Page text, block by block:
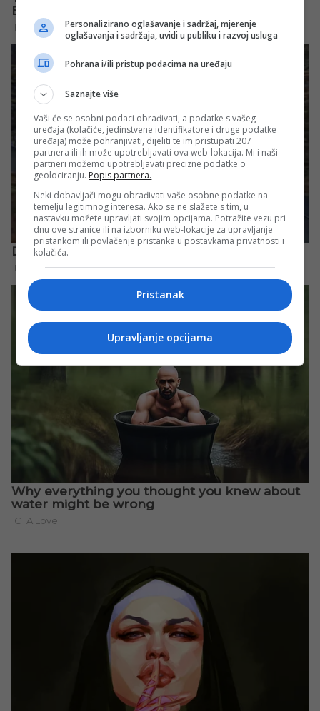
Personalizirano oglašavanje i sadržaj, mjerenje
oglašavanja i sadržaja, uvidi u publiku i razvoj usluga
Pohrana i/ili pristup podacima na uređaju
Saznajte više
Vaši će se osobni podaci obrađivati, a podatke s vašeg
uređaja (kolačiće, jedinstvene identifikatore i druge podatke
uređaja) može pohranjivati, dijeliti te im pristupati 207
partnera ili ih može upotrebljavati ova web-lokacija. Mi i naši
partneri možemo upotrebljavati precizne podatke o
geolociranju. Popis partnera.
Neki dobavljači mogu obrađivati vaše osobne podatke na
temelju legitimnog interesa. Ako se ne slažete s tim, u
nastavku možete upravljati svojim opcijama. Potražite vezu pri
dnu ove stranice ili na izborniku web-lokacije za upravljanje
pristankom ili povlačenje pristanka u postavkama privatnosti i
kolačića.
Pristanak
Upravljanje opcijama